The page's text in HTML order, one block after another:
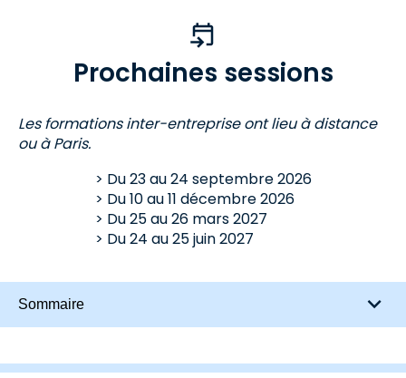
Prochaines sessions
Les formations inter-entreprise ont lieu à distance
ou à Paris.
Du23au24 septembre 2026
Du10au11 décembre 2026
Du25au26 mars 2027
Du24 au25 juin 2027
Sommaire